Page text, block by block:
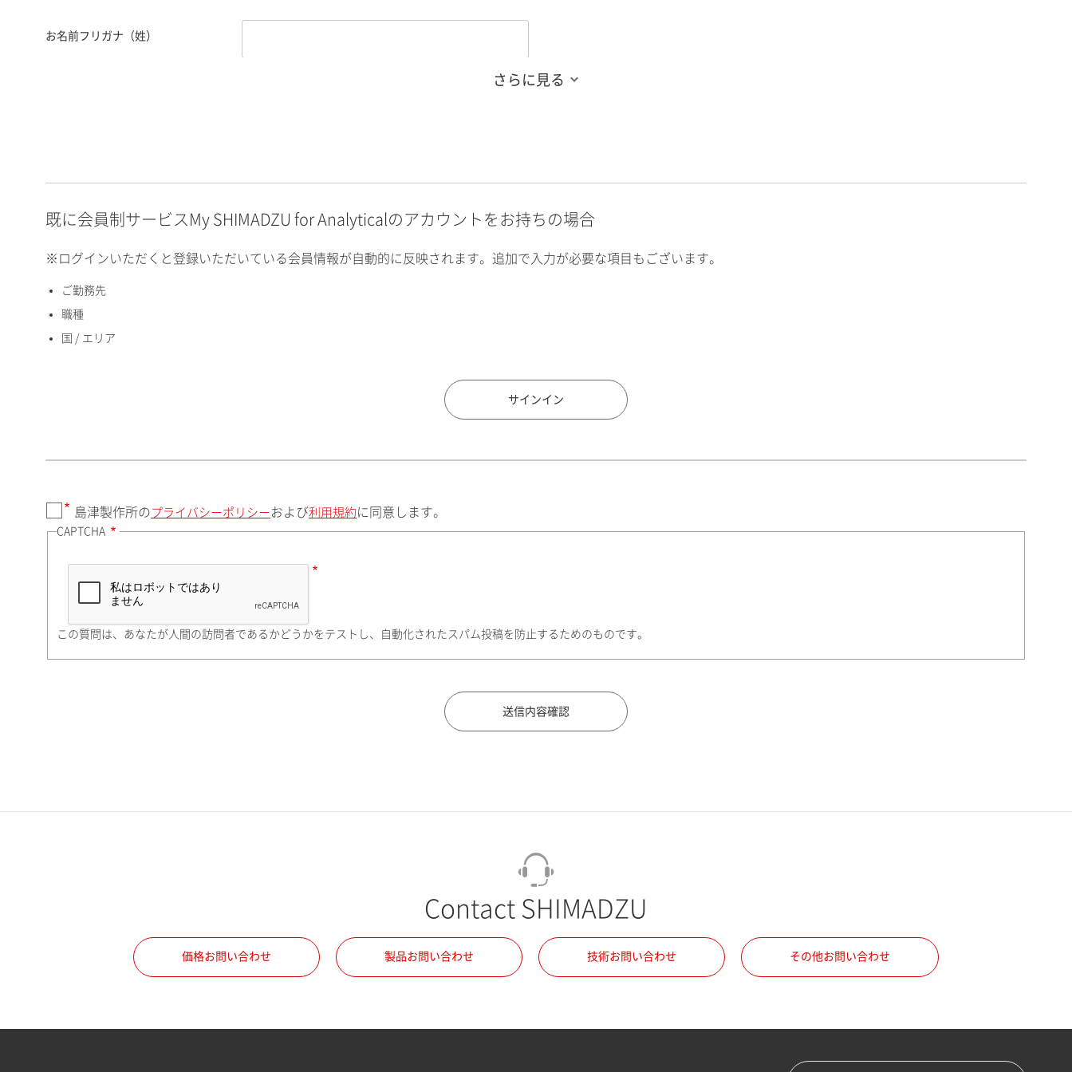
お名前フリガナ（姓）
英数）
国 / エリア
住所検索
町名・番地（勤務先）
所属部署
さらに見る
既に会員制サービスMy SHIMADZU for Analyticalのアカウントをお持ちの場合
※ログインいただくと登録いただいている会員情報が自動的に反映されます。追加で入力が必要な項目もございます。
ご勤務先
職種
国 / エリア
サインイン
島津製作所の プライバシーポリシー および利用規約 に同意します。
CAPTCHA
この質問は、あなたが人間の訪問者であるかどうかをテストし、自動化されたスパム投稿を防止するためのものです。
Contact SHIMADZU
価格お問い合わせ 製品お問い合わせ 技術お問い合わせ その他お問い合わせ